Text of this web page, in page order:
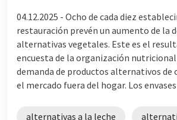
04.12.2025 - Ocho de cada diez
restauración prevén un aumento de la
alternativas vegetales. Este es el
encuesta de la organización
demanda de productos alternativos de
el mercado fuera del hogar. Los envases
alternativas a la leche